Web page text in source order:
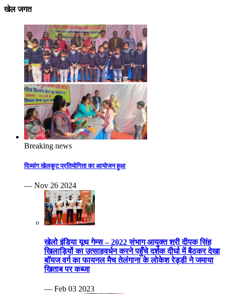
खेल जगत
Breaking news
दिव्यांग खेलकूट प्रतियोगिता का आयोजन हुआ
— Nov 26 2024
खेलो इंडिया यूथ गेम्स – 2022 संभाग आयुक्त श्री दीपक सिंह
खिलाड़ियों का उत्साहवर्धन करने पहुँचे दर्शक दीर्घा में बैठकर देखा
बॉयज वर्ग का फायनल मैच तेलंगाना के लोकेश रेड्डी ने जमाया
खिताब पर कब्जा
— Feb 03 2023